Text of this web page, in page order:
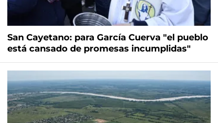
San Cayetano: para García Cuerva "el pueblo
está cansado de promesas incumplidas"